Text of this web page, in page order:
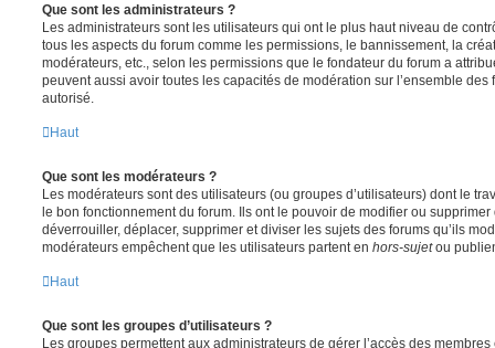
Que sont les administrateurs ?
Les administrateurs sont les utilisateurs qui ont le plus haut niveau de
tous les aspects du forum comme les permissions, le bannissement, la
modérateurs, etc., selon les permissions que le fondateur du forum a
peuvent aussi avoir toutes les capacités de modération sur l’ensemble
autorisé.
Haut
Que sont les modérateurs ?
Les modérateurs sont des utilisateurs (ou groupes d’utilisateurs) dont le
le bon fonctionnement du forum. Ils ont le pouvoir de modifier ou
déverrouiller, déplacer, supprimer et diviser les sujets des forums qu’ils
modérateurs empêchent que les utilisateurs partent en hors-sujetou
Haut
Que sont les groupes d’utilisateurs ?
Les groupes permettent aux administrateurs de gérer l’accès des